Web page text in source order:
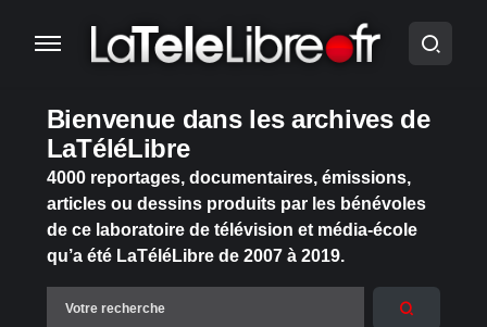
Bienvenue dans les archives de
LaTéléLibre
4000 reportages, documentaires, émissions,
articles ou dessins produits par les bénévoles
de ce laboratoire de télévision et média-école
qu’a été LaTéléLibre de 2007 à 2019.